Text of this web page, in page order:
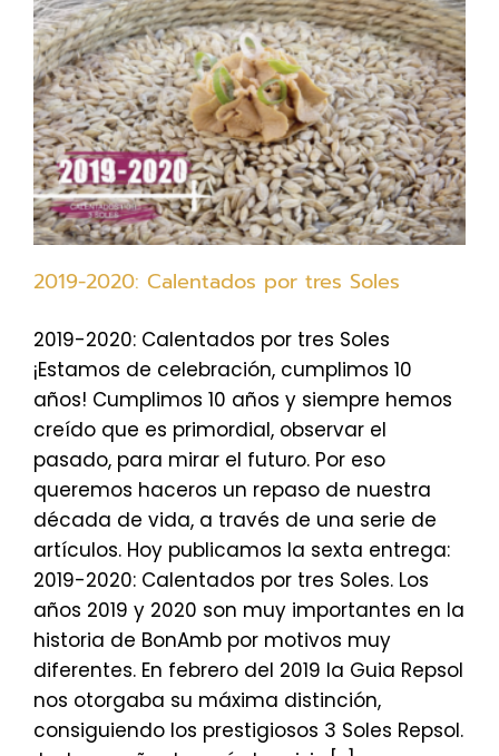
2019-2020: Calentados por tres Soles
2019-2020: Calentados por tres Soles
¡Estamos de celebración, cumplimos 10
años! Cumplimos 10 años y siempre hemos
creído que es primordial, observar el
pasado, para mirar el futuro. Por eso
queremos haceros un repaso de nuestra
década de vida, a través de una serie de
artículos. Hoy publicamos la sexta entrega:
2019-2020: Calentados por tres Soles. Los
años 2019 y 2020 son muy importantes en la
historia de BonAmb por motivos muy
diferentes. En febrero del 2019 la Guia Repsol
nos otorgaba su máxima distinción,
consiguiendo los prestigiosos 3 Soles Repsol.